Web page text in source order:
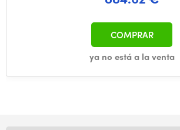
ya no está a la venta
COMPRAR